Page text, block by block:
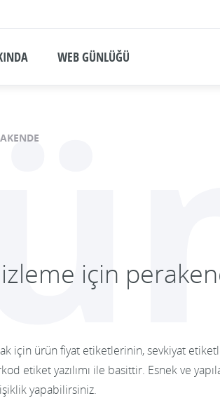
WEB GÜNLÜĞÜ
için
için ürün fiyat etiketlerinin, sevkiyat
etiket yazılımı ile basittir. Esnek ve
yapabilirsiniz.